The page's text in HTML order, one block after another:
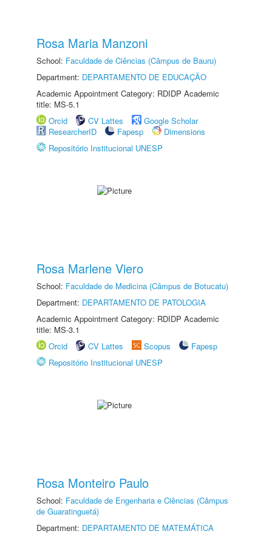
Rosa Maria Manzoni
School: Faculdade de Ciências (Câmpus de Bauru)
Department: DEPARTAMENTO DE EDUCAÇÃO
Academic Appointment Category: RDIDP Academic
title: MS-5.1
Orcid
CV Lattes
Google Scholar
ResearcherID
Fapesp
Dimensions
Repositório Institucional UNESP
Rosa Marlene Viero
School: Faculdade de Medicina (Câmpus de Botucatu)
Department: DEPARTAMENTO DE PATOLOGIA
Academic Appointment Category: RDIDP Academic
title: MS-3.1
Orcid
CV Lattes Scopus
Fapesp
Repositório Institucional UNESP
Rosa Monteiro Paulo
School: Faculdade de Engenharia e Ciências (Câmpus
de Guaratinguetá)
Department: DEPARTAMENTO DE MATEMÁTICA